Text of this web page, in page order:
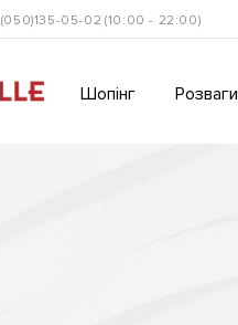
(050)135-05-02 (10:00 - 22:00)
Шопінг Розваги